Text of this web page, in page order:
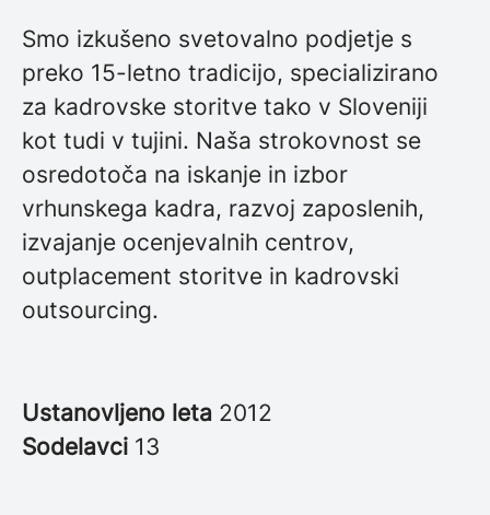
Smo izkušeno svetovalno podjetje s
preko 15-letno tradicijo, specializirano
za kadrovske storitve tako v Sloveniji
kot tudi v tujini. Naša strokovnost se
osredotoča na iskanje in izbor
vrhunskega kadra, razvoj zaposlenih,
izvajanje ocenjevalnih centrov,
outplacement storitve in kadrovski
outsourcing.
Ustanovljeno leta 2012
Sodelavci 13